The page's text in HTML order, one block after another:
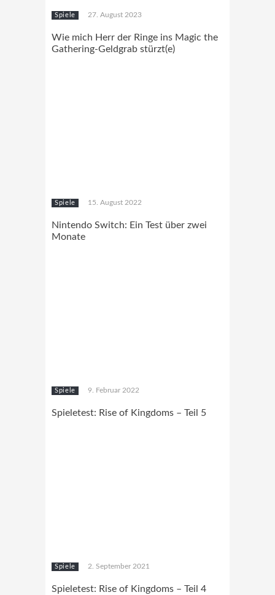
Spiele 27. August 2023
Wie mich Herr der Ringe ins Magic the
Gathering-Geldgrab stürzt(e)
Spiele 15. August 2022
Nintendo Switch: Ein Test über zwei
Monate
Spiele 9. Februar 2022
Spieletest: Rise of Kingdoms – Teil 5
Spiele 2. September 2021
Spieletest: Rise of Kingdoms – Teil 4